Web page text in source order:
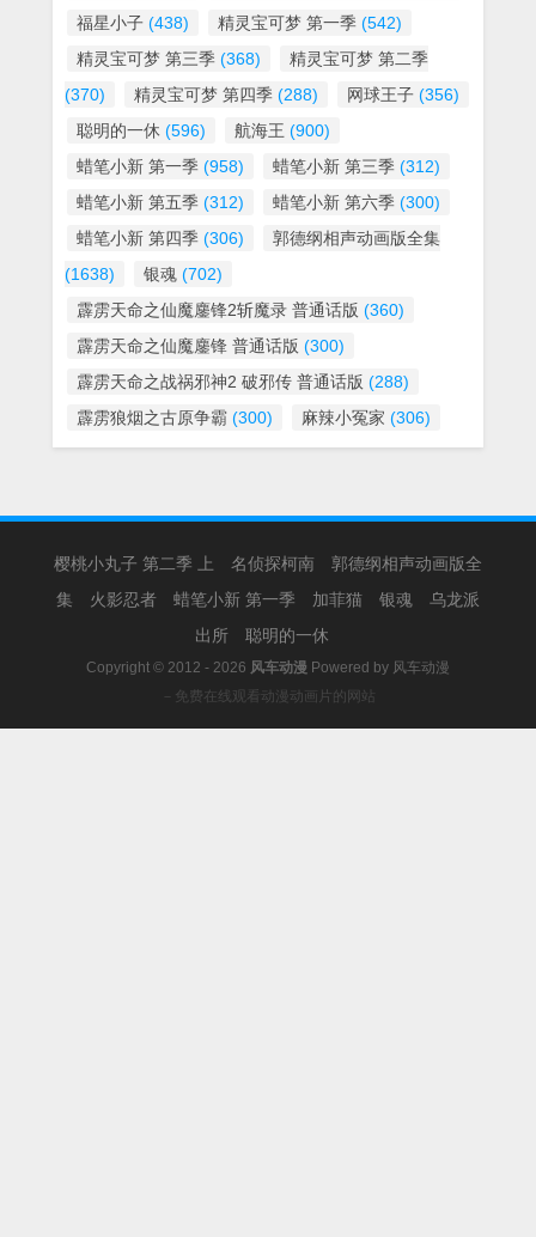
福星小子 (438) 精灵宝可梦 第一季 (542)
精灵宝可梦 第三季 (368)
精灵宝可梦 第二季
(370)
精灵宝可梦 第四季 (288) 网球王子 (356)
聪明的一休 (596) 航海王 (900)
蜡笔小新 第一季 (958) 蜡笔小新 第三季 (312)
蜡笔小新 第五季 (312) 蜡笔小新 第六季 (300)
蜡笔小新 第四季 (306)
郭德纲相声动画版全集
(1638)
银魂 (702)
霹雳天命之仙魔鏖锋2斩魔录 普通话版 (360)
霹雳天命之仙魔鏖锋 普通话版 (300)
霹雳天命之战祸邪神2 破邪传 普通话版 (288)
霹雳狼烟之古原争霸 (300) 麻辣小冤家 (306)
樱桃小丸子 第二季 上 名侦探柯南
郭德纲相声动画版全
集
火影忍者 蜡笔小新 第一季 加菲猫 银魂
乌龙派
出所
聪明的一休
Copyright © 2012 - 2026 风车动漫 Powered by 风车动漫
－免费在线观看动漫动画片的网站